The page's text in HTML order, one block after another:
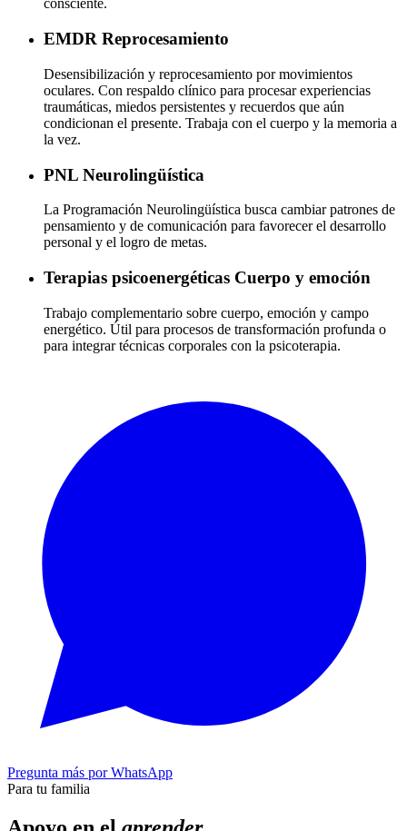
consciente.
EMDR Reprocesamiento
Desensibilización y reprocesamiento por movimientos
oculares. Con respaldo clínico para procesar experiencias
traumáticas, miedos persistentes y recuerdos que aún
condicionan el presente. Trabaja con el cuerpo y la memoria a
la vez.
PNL Neurolingüística
La Programación Neurolingüística busca cambiar patrones de
pensamiento y de comunicación para favorecer el desarrollo
personal y el logro de metas.
Terapias psicoenergéticas Cuerpo y emoción
Trabajo complementario sobre cuerpo, emoción y campo
energético. Útil para procesos de transformación profunda o
para integrar técnicas corporales con la psicoterapia.
Pregunta más por WhatsApp
Para tu familia